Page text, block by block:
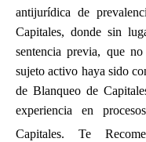
antijurídica de
Capitales, donde sin
sentencia previa, que
sujeto activo haya sido
de Blanqueo de
experiencia en
Capitales. Te